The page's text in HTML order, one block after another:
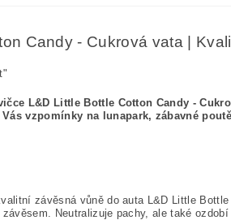
Candy - Cukrová vata |
L&D Little Bottle Cotton Candy -
vzpomínky na lunapark, zábavné
závěsná vůně do auta L&D Little
Neutralizuje pachy, ale také